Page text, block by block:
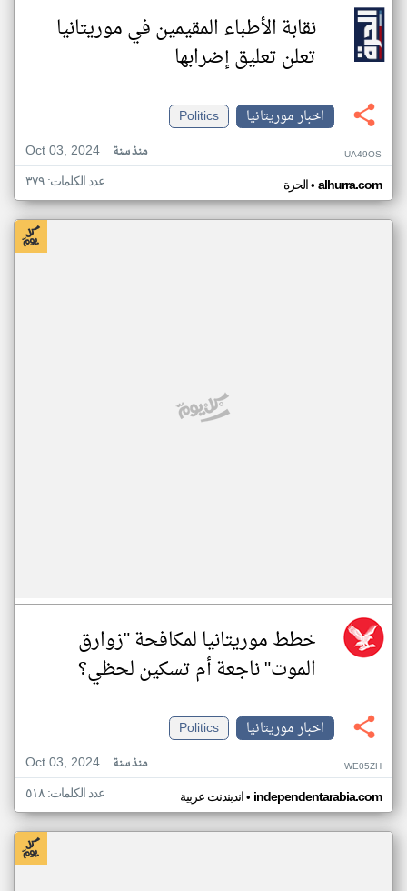
نقابة الأطباء المقيمين في موريتانيا
تعلن تعليق إضرابها
اخبار موريتانيا
Politics
Oct 03, 2024
منذ سنة UA49OS
الحرة• alhurra.com عدد الكلمات: ٣٧٩
خطط موريتانيا لمكافحة "زوارق
الموت" ناجعة أم تسكين لحظي؟
اخبار موريتانيا
Politics
Oct 03, 2024
منذ سنة WE05ZH
اندبندنت عربية• independentarabia.com عدد الكلمات: ٥١٨